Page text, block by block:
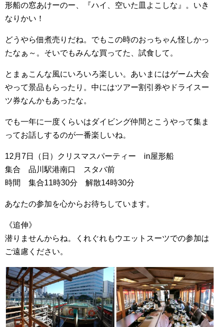
形船の窓あけーのー、『ハイ、空いた皿よこしな』。いき
なりかい！
どうやら佃煮売りだね。でもこの時のおっちゃん怪しかっ
たなぁ～。そいでもみんな買ってた、試食して。
とまぁこんな風にいろいろ楽しい。あいまにはゲーム大会
やって景品もらったり。中にはツアー割引券やドライスー
ツ券なんかもあったな。
でも一年に一度くらいはダイビング仲間とこうやって集ま
ってお話しするのが一番楽しいね。
12月7日（日）クリスマスパーティー in屋形船
集合 品川駅港南口 スタバ前
時間 集合11時30分 解散14時30分
あなたの参加を心からお待ちしています。
《追伸》
潜りませんからね。くれぐれもウエットスーツでの参加は
ご遠慮ください。